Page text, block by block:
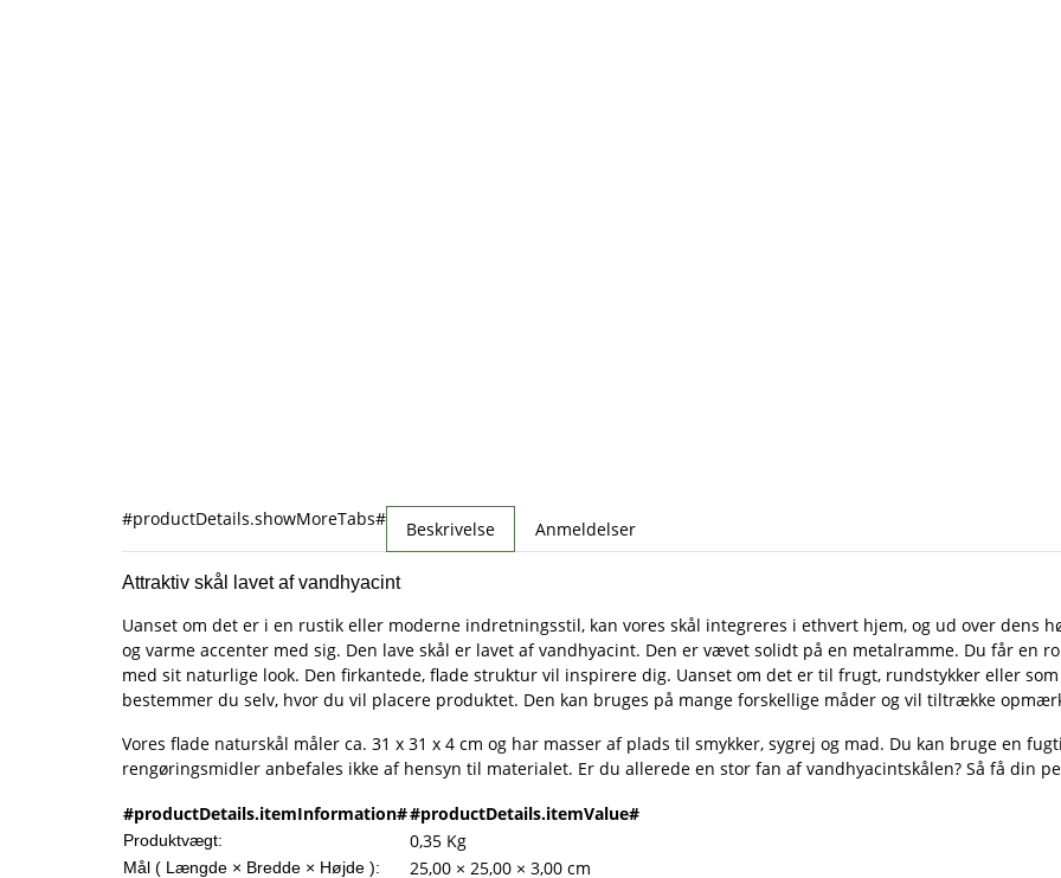
#productDetails.showMoreTabs# Beskrivelse Anmeldelser
Attraktiv skål lavet af vandhyacint
Uanset om det er i en rustik eller moderne indretningsstil, kan vores skål integreres i ethvert hjem, og ud over dens
og varme accenter med sig. Den lave skål er lavet af vandhyacint. Den er vævet solidt på en metalramme. Du får en
med sit naturlige look. Den firkantede, flade struktur vil inspirere dig. Uanset om det er til frugt, rundstykker eller
bestemmer du selv, hvor du vil placere produktet. Den kan bruges på mange forskellige måder og vil tiltrække
Vores flade naturskål måler ca. 31 x 31 x 4 cm og har masser af plads til smykker, sygrej og mad. Du kan bruge en
rengøringsmidler anbefales ikke af hensyn til materialet. Er du allerede en stor fan af vandhyacintskålen? Så få din
#productDetails.itemInformation##productDetails.itemValue#
Produktvægt: 0,35 Kg
Mål ( Længde × Bredde × Højde ): 25,00 × 25,00 × 3,00 cm